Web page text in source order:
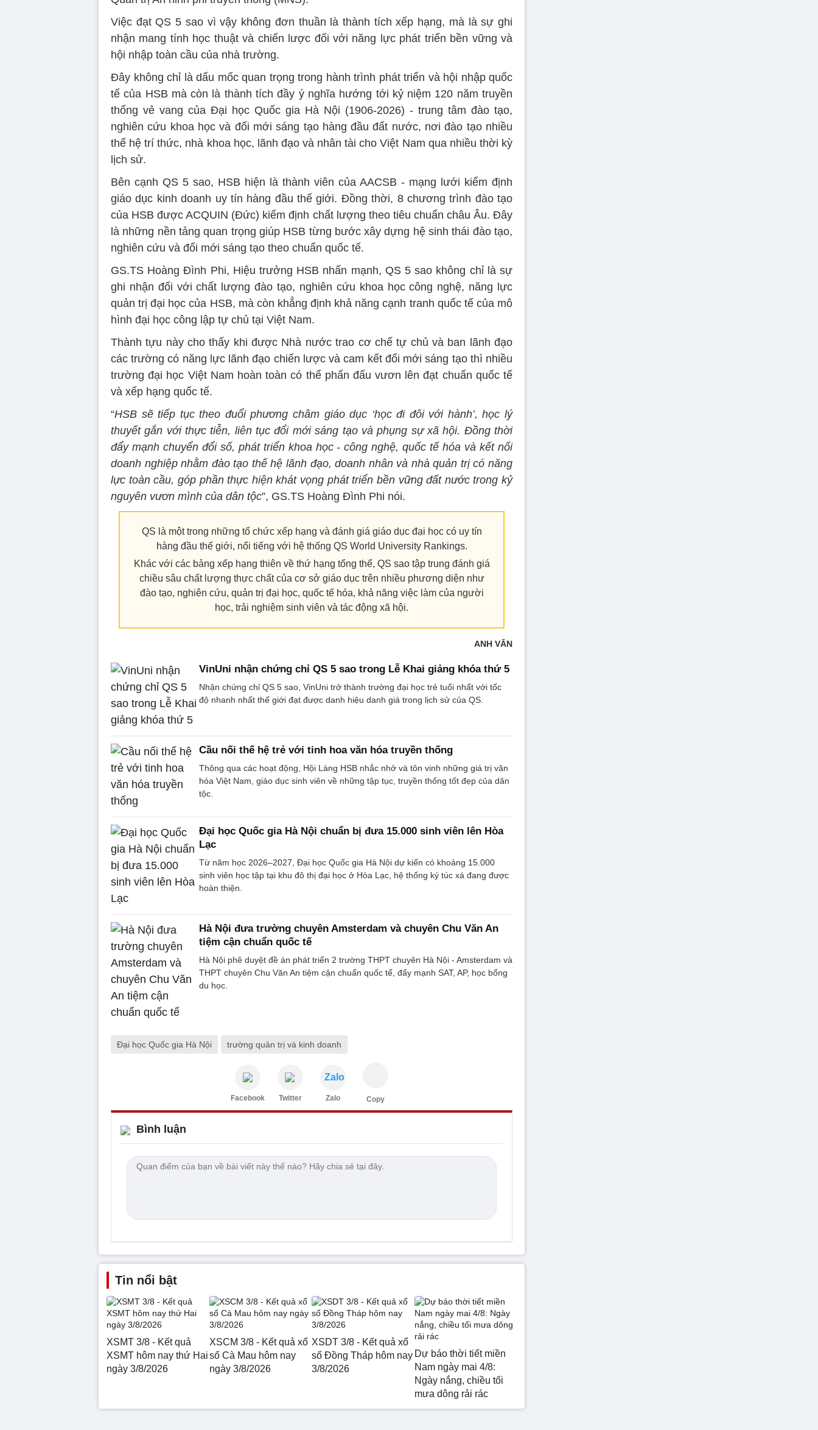
Việc đạt QS 5 sao vì vậy không đơn thuần là thành tích xếp hạng, mà là sự ghi
nhận mang tính học thuật và chiến lược đối với năng lực phát triển bền vững và
hội nhập toàn cầu của nhà trường.
Đây không chỉ là dấu mốc quan trọng trong hành trình phát triển và hội nhập quốc
tế của HSB mà còn là thành tích đầy ý nghĩa hướng tới kỷ niệm 120 năm truyền
thống vẻ vang của Đại học Quốc gia Hà Nội (1906-2026) - trung tâm đào tạo,
nghiên cứu khoa học và đổi mới sáng tạo hàng đầu đất nước, nơi đào tạo nhiều
thế hệ trí thức, nhà khoa học, lãnh đạo và nhân tài cho Việt Nam qua nhiều thời kỳ
lịch sử.
Bên cạnh QS 5 sao, HSB hiện là thành viên của AACSB - mạng lưới kiểm định
giáo dục kinh doanh uy tín hàng đầu thế giới. Đồng thời, 8 chương trình đào tạo
của HSB được ACQUIN (Đức) kiểm định chất lượng theo tiêu chuẩn châu Âu. Đây
là những nền tảng quan trọng giúp HSB từng bước xây dựng hệ sinh thái đào tạo,
nghiên cứu và đổi mới sáng tạo theo chuẩn quốc tế.
GS.TS Hoàng Đình Phi, Hiệu trưởng HSB nhấn mạnh, QS 5 sao không chỉ là sự
ghi nhận đối với chất lượng đào tạo, nghiên cứu khoa học công nghệ, năng lực
quản trị đại học của HSB, mà còn khẳng định khả năng cạnh tranh quốc tế của mô
hình đại học công lập tự chủ tại Việt Nam.
Thành tựu này cho thấy khi được Nhà nước trao cơ chế tự chủ và ban lãnh đạo
các trường có năng lực lãnh đạo chiến lược và cam kết đổi mới sáng tạo thì nhiều
trường đại học Việt Nam hoàn toàn có thể phấn đấu vươn lên đạt chuẩn quốc tế
và xếp hạng quốc tế.
“HSB sẽ tiếp tục theo đuổi phương châm giáo dục ‘học đi đôi với hành’, học lý
thuyết gắn với thực tiễn, liên tục đổi mới sáng tạo và phụng sự xã hội. Đồng thời
đẩy mạnh chuyển đổi số, phát triển khoa học - công nghệ, quốc tế hóa và kết nối
doanh nghiệp nhằm đào tạo thế hệ lãnh đạo, doanh nhân và nhà quản trị có năng
lực toàn cầu, góp phần thực hiện khát vọng phát triển bền vững đất nước trong kỷ
nguyên vươn mình của dân tộc”, GS.TS Hoàng Đình Phi nói.
QS là một trong những tổ chức xếp hạng và đánh giá giáo dục đại học có uy tín
hàng đầu thế giới, nổi tiếng với hệ thống QS World University Rankings.
Khác với các bảng xếp hạng thiên về thứ hạng tổng thể, QS sao tập trung đánh giá
chiều sâu chất lượng thực chất của cơ sở giáo dục trên nhiều phương diện như
đào tạo, nghiên cứu, quản trị đại học, quốc tế hóa, khả năng việc làm của người
học, trải nghiệm sinh viên và tác động xã hội.
ANH VĂN
VinUni nhận chứng chỉ QS 5 sao trong Lễ Khai giảng khóa thứ 5
Nhận chứng chỉ QS 5 sao, VinUni trở thành trường đại học trẻ tuổi nhất với tốc
độ nhanh nhất thế giới đạt được danh hiệu danh giá trong lịch sử của QS.
Cầu nối thế hệ trẻ với tinh hoa văn hóa truyền thống
Thông qua các hoạt động, Hội Làng HSB nhắc nhở và tôn vinh những giá trị văn
hóa Việt Nam, giáo dục sinh viên về những tập tục, truyền thống tốt đẹp của dân
tộc.
Đại học Quốc gia Hà Nội chuẩn bị đưa 15.000 sinh viên lên Hòa
Lạc
Từ năm học 2026–2027, Đại học Quốc gia Hà Nội dự kiến có khoảng 15.000
sinh viên học tập tại khu đô thị đại học ở Hòa Lạc, hệ thống ký túc xá đang được
hoàn thiện.
Hà Nội đưa trường chuyên Amsterdam và chuyên Chu Văn An
tiệm cận chuẩn quốc tế
Hà Nội phê duyệt đề án phát triển 2 trường THPT chuyên Hà Nội - Amsterdam và
THPT chuyên Chu Văn An tiệm cận chuẩn quốc tế, đẩy mạnh SAT, AP, học bổng
du học.
Đại học Quốc gia Hà Nội trường quản trị và kinh doanh
Facebook Twitter
Zalo
Zalo Copy
Bình luận
Tin nổi bật
XSMT 3/8 - Kết quả
XSMT hôm nay thứ Hai
ngày 3/8/2026
XSCM 3/8 - Kết quả xổ
số Cà Mau hôm nay
ngày 3/8/2026
XSDT 3/8 - Kết quả xổ
số Đồng Tháp hôm nay
3/8/2026
Dự báo thời tiết miền
Nam ngày mai 4/8:
Ngày nắng, chiều tối
mưa dông rải rác